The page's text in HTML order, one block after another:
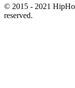
© 2015 - 2021
reserved.